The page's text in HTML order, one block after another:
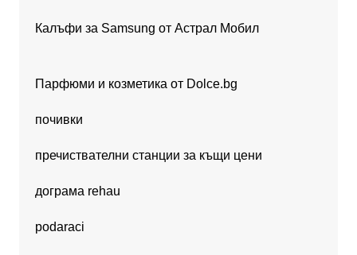
Калъфи за Samsung от Астрал Мобил
Парфюми и козметика от Dolce.bg
почивки
пречиствателни станции за къщи цени
дограма rehau
podaraci